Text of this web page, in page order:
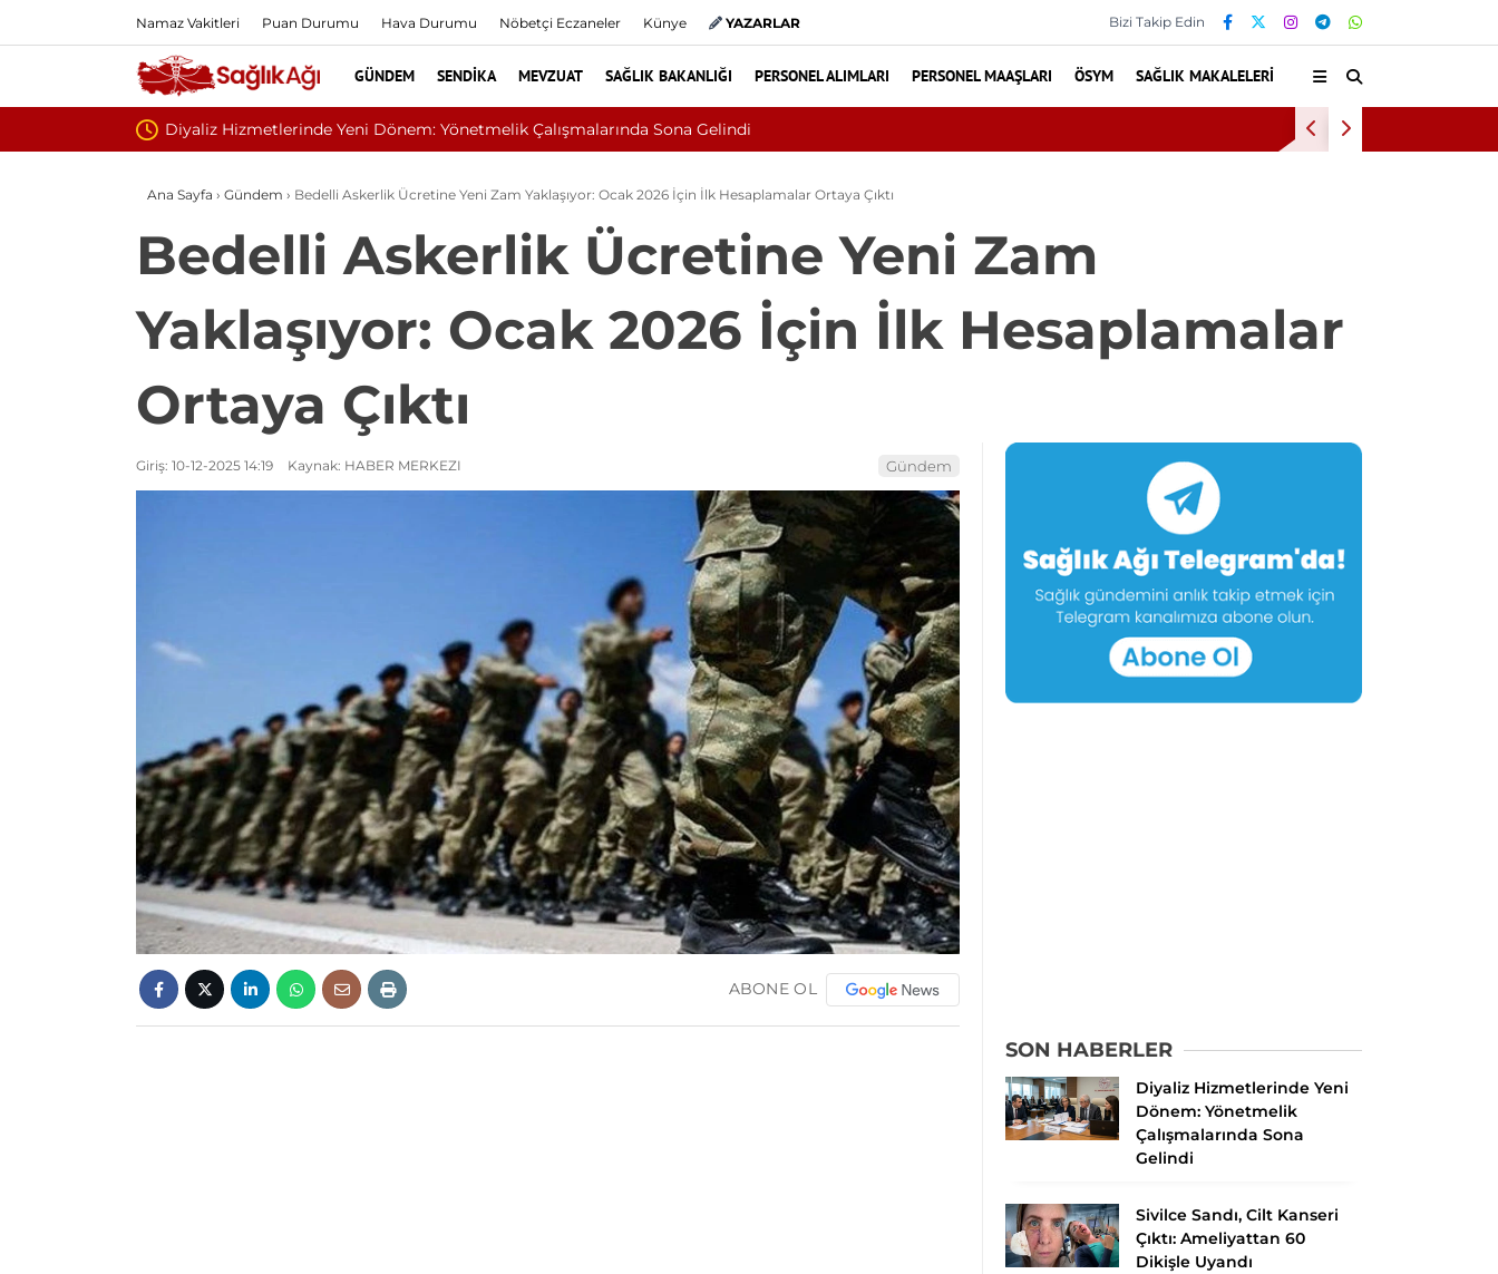
Namaz Vakitleri Puan Durumu Hava Durumu Nöbetçi Eczaneler Künye YAZARLAR Bizi Takip Edin
GÜNDEM SENDIKA MEVZUAT SAĞLIK BAKANLIĞI PERSONEL ALIMLARI PERSONEL MAAŞLARI ÖSYM SAĞLIK MAKALELERI
Sivilce Sandı, Cilt Kanseri Çıktı: Ameliyattan 60 Dikişle Uyandı
Ana Sayfa › Gündem › Bedelli Askerlik Ücretine Yeni Zam Yaklaşıyor: Ocak 2026 İçin İlk Hesaplamalar Ortaya Çıktı
Bedelli Askerlik Ücretine Yeni Zam
Yaklaşıyor: Ocak 2026 İçin İlk Hesaplamalar
Ortaya Çıktı
Giriş: 10-12-2025 14:19 Kaynak: HABER MERKEZI Gündem
ABONE OL
SON HABERLER
Diyaliz Hizmetlerinde Yeni
Dönem: Yönetmelik
Çalışmalarında Sona
Gelindi
Sivilce Sandı, Cilt Kanseri
Çıktı: Ameliyattan 60
Dikişle Uyandı